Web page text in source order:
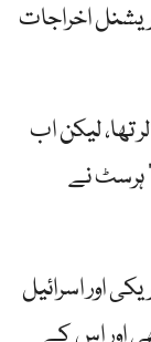
اخراجات
یہ 25 بلین ڈالر تھا، لیکن اب
ہے،” ہرسٹ نے
اور اسرائیل